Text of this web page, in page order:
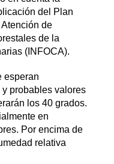
del Plan
de
de la
(INFOCA).
esperan
probables valores
los 40 grados.
en
Por encima de
relativa